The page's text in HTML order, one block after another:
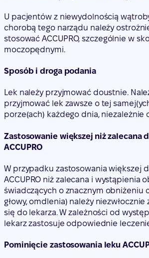
U pacjentów z niewydolnością
chorobą tego narządu należy
stosować ACCUPRO, szczególnie w
moczopędnymi.
Sposób i droga podania
Lek należy przyjmować doustnie.
przyjmować lek zawsze o tej
porze(ach) każdego dnia, niezależnie
Zastosowanie większej niż zalecana
ACCUPRO
W przypadku zastosowania większej
ACCUPRO niż zalecana i wystąpienia
świadczących o znacznym obniżeniu
głowy, omdlenia) należy niezwłocznie
się do lekarza. W zależności od
lekarz zastosuje odpowiednie
Pominięcie zastosowania leku